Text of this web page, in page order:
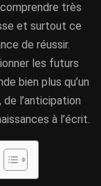
très
et surtout ce
de réussir.
les futurs
bien plus qu’un
l’anticipation
à l’écrit.